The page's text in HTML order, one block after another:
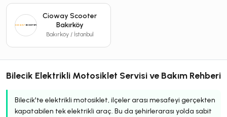
Cioway Scooter
Bakırköy
Bakırköy / İstanbul
Bilecik Elektrikli Motosiklet Servisi ve Bakım Rehberi
Bilecik'te elektrikli motosiklet, ilçeler arası mesafeyi gerçekten
kapatabilen tek elektrikli araç. Bu da şehirlerarası yolda sabit